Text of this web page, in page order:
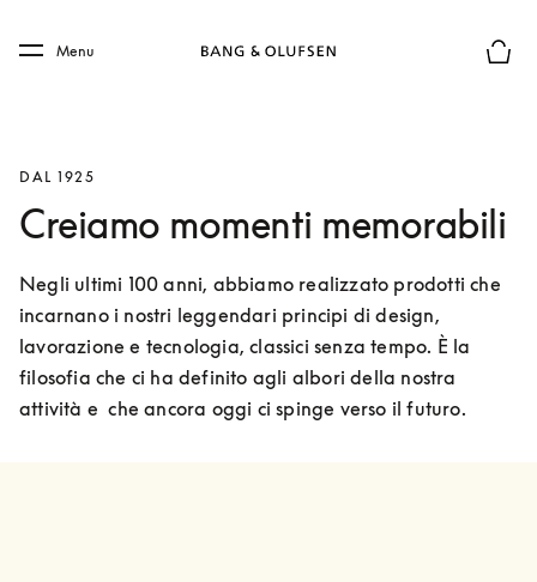
Skip to main footer
Menu
DAL 1925
Creiamo momenti memorabili
Negli ultimi 100 anni, abbiamo realizzato prodotti che
incarnano i nostri leggendari principi di design,
lavorazione e tecnologia, classici senza tempo. È la
filosofia che ci ha definito agli albori della nostra
attività e  che ancora oggi ci spinge verso il futuro.